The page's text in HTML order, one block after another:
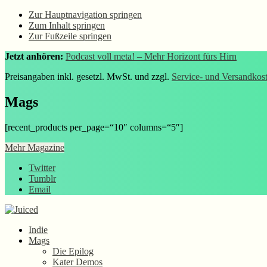
Zur Hauptnavigation springen
Zum Inhalt springen
Zur Fußzeile springen
Jetzt anhören: Podcast voll meta! – Mehr Horizont fürs Hirn
Preisangaben inkl. gesetzl. MwSt. und zzgl. Service- und
Mags
[recent_products per_page=“10″ columns=“5″]
Mehr Magazine
Twitter
Tumblr
Email
Indie
Mags
Die Epilog
Kater Demos